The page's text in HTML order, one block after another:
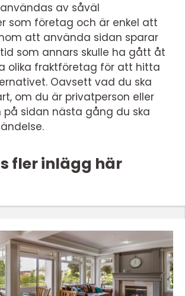
av såväl
som företag och är enkel att
att använda sidan sparar
som annars skulle ha gått åt
olika fraktföretag för att hitta
Oavsett vad du ska
om du är privatperson eller
på sidan nästa gång du ska
fler inlägg här